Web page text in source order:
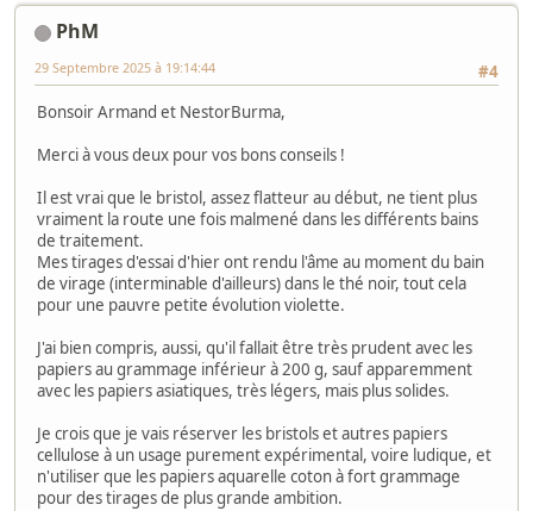
PhM
#4
29 Septembre 2025 à 19:14:44
Bonsoir Armand et NestorBurma,
Merci à vous deux pour vos bons conseils !
Il est vrai que le bristol, assez flatteur au début, ne tient plus
vraiment la route une fois malmené dans les différents bains
de traitement.
Mes tirages d'essai d'hier ont rendu l'âme au moment du bain
de virage (interminable d'ailleurs) dans le thé noir, tout cela
pour une pauvre petite évolution violette.
J'ai bien compris, aussi, qu'il fallait être très prudent avec les
papiers au grammage inférieur à 200 g, sauf apparemment
avec les papiers asiatiques, très légers, mais plus solides.
Je crois que je vais réserver les bristols et autres papiers
cellulose à un usage purement expérimental, voire ludique, et
n'utiliser que les papiers aquarelle coton à fort grammage
pour des tirages de plus grande ambition.